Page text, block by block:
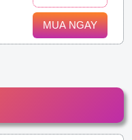
MUA NGAY